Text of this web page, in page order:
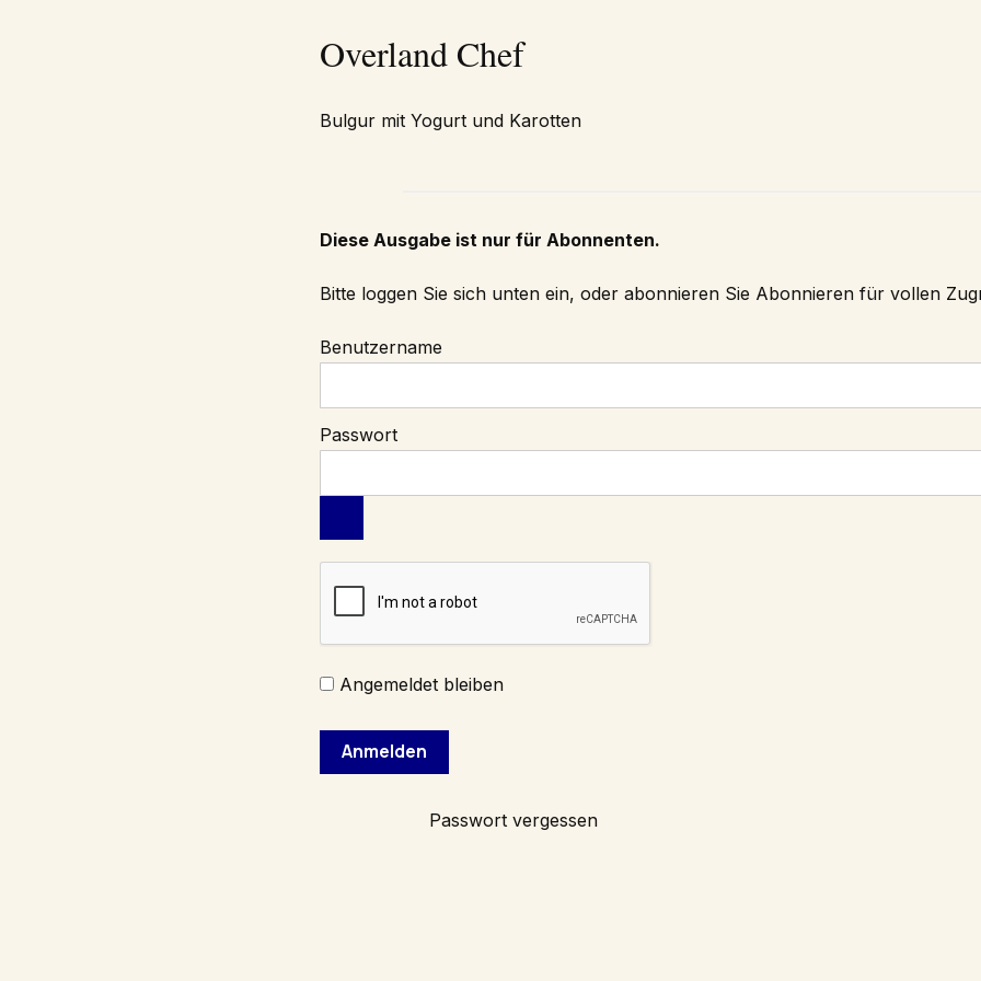
Overland Chef
Bulgur mit Yogurt und Karotten
Diese Ausgabe ist nur für Abonnenten.
Bitte loggen Sie sich unten ein, oder abonnieren Sie Abonnieren für vollen
Benutzername
Passwort
Angemeldet bleiben
Passwort vergessen